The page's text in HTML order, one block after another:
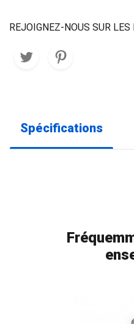
REJOIGNEZ-NOUS SUR LES
Spécifications